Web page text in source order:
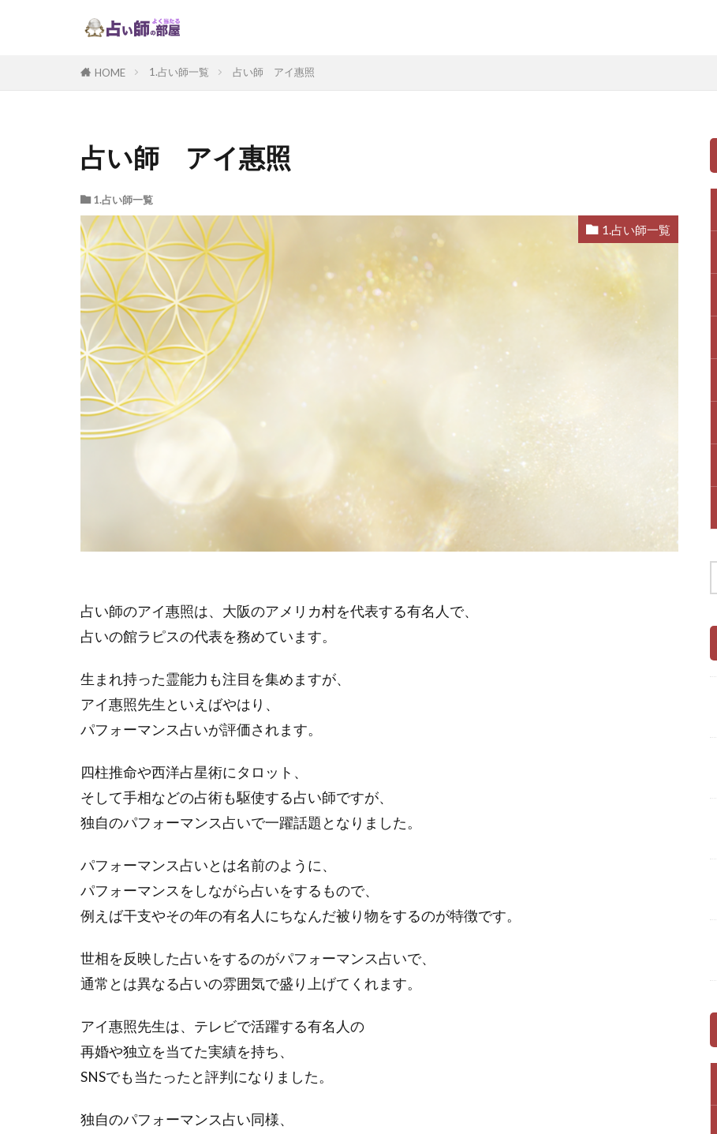
HOME 1.占い師一覧 占い師 アイ惠照
占い師 アイ惠照
1.占い師一覧
1.占い師一覧
占い師のアイ惠照は、大阪のアメリカ村を代表する有名人で、
占いの館ラピスの代表を務めています。
生まれ持った霊能力も注目を集めますが、
アイ惠照先生といえばやはり、
パフォーマンス占いが評価されます。
四柱推命や西洋占星術にタロット、
そして手相などの占術も駆使する占い師ですが、
独自のパフォーマンス占いで一躍話題となりました。
パフォーマンス占いとは名前のように、
パフォーマンスをしながら占いをするもので、
例えば干支やその年の有名人にちなんだ被り物をするのが特徴です。
世相を反映した占いをするのがパフォーマンス占いで、
通常とは異なる占いの雰囲気で盛り上げてくれます。
アイ惠照先生は、テレビで活躍する有名人の
再婚や独立を当てた実績を持ち、
SNSでも当たったと評判になりました。
独自のパフォーマンス占い同様、